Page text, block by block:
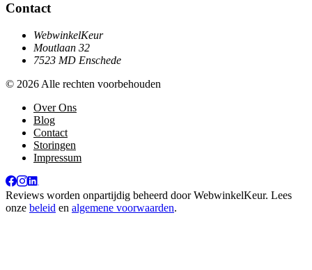
Contact
WebwinkelKeur
Moutlaan 32
7523 MD Enschede
© 2026 Alle rechten voorbehouden
Over Ons
Blog
Contact
Storingen
Impressum
Reviews worden onpartijdig beheerd doorWebwinkelKeur. Lees
onze beleid en algemene voorwaarden.